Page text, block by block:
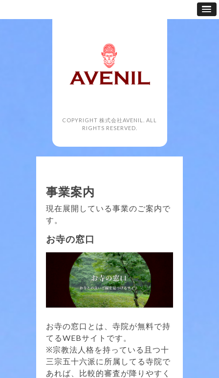
COPYRIGHT 株式会社AVENIL. ALL
RIGHTS RESERVED.
事業案内
現在展開している事業のご案内で
す。
お寺の窓口
お寺の窓口とは、寺院が無料で持
てるWEBサイトです。
※宗教法人格を持っている且つ十
三宗五十六派に所属してる寺院で
あれば、比較的審査が降りやすく